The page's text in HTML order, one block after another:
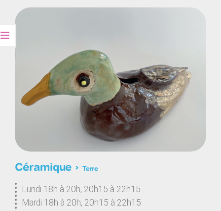
Céramique › Terre
Lundi 18h à 20h, 20h15 à 22h15
Mardi 18h à 20h, 20h15 à 22h15